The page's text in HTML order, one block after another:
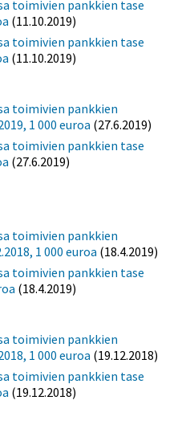
toimivien pankkien tase
(11.10.2019)
toimivien pankkien tase
(11.10.2019)
toimivien pankkien
1 000 euroa (27.6.2019)
toimivien pankkien tase
(27.6.2019)
toimivien pankkien
1 000 euroa (18.4.2019)
toimivien pankkien tase
(18.4.2019)
toimivien pankkien
1 000 euroa (19.12.2018)
toimivien pankkien tase
(19.12.2018)